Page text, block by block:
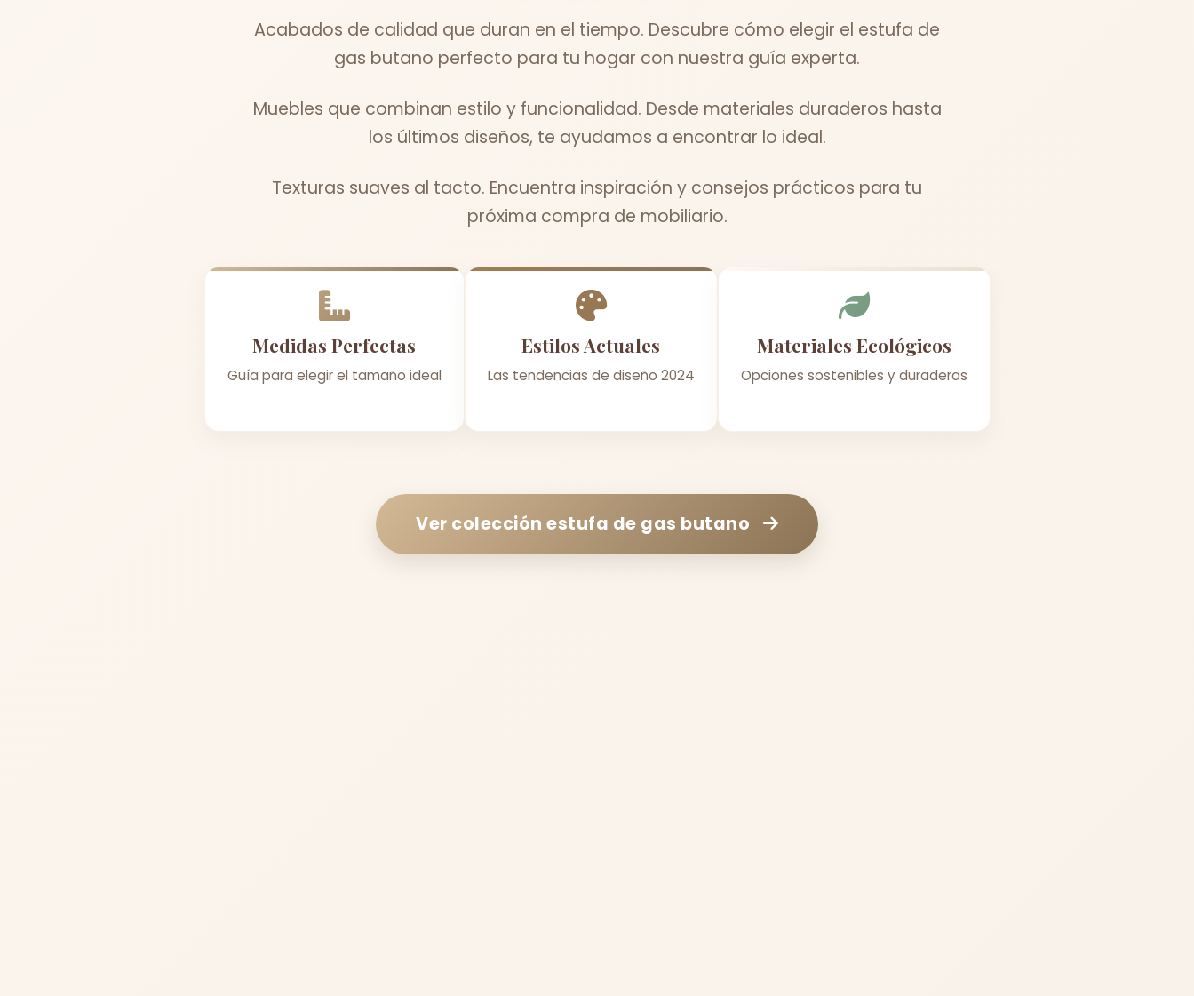
Acabados de calidad que duran en el tiempo. Descubre cómo elegir el estufa de
gas butano perfecto para tu hogar con nuestra guía experta.
Muebles que combinan estilo y funcionalidad. Desde materiales duraderos hasta
los últimos diseños, te ayudamos a encontrar lo ideal.
Texturas suaves al tacto. Encuentra inspiración y consejos prácticos para tu
próxima compra de mobiliario.
Medidas Perfectas
Guía para elegir el tamaño ideal
Estilos Actuales
Las tendencias de diseño 2024
Materiales Ecológicos
Opciones sostenibles y duraderas
Ver colección estufa de gas butano